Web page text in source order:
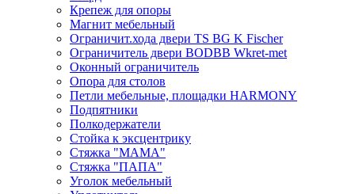
Крепеж для опоры
Магнит мебельный
Ограничит.хода двери TS BG K Fischer
Ограничитель двери BODBB Wkret-met
Оконный ограничитель
Опора для столов
Петли мебельные, площадки HARMONY
Подпятники
Полкодержатели
Стойка к эксцентрику
Стяжка "МАМА"
Стяжка "ПАПА"
Уголок мебельный